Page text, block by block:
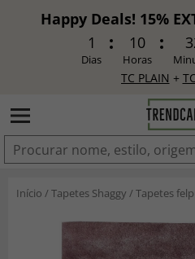
Happy Deals! 15%
1
Dias
10
Horas
TC PLAIN +
Início /Tapetes Shaggy /Tapetes